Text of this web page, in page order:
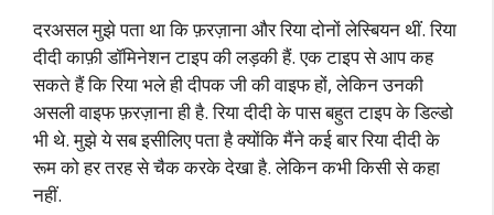
दरअसल मुझे पता था कि फ़रज़ाना और रिया दोनों लेस्बियन थीं. रिया
दीदी काफ़ी डॉमिनेशन टाइप की लड़की हैं. एक टाइप से आप कह
सकते हैं कि रिया भले ही दीपक जी की वाइफ हों, लेकिन उनकी
असली वाइफ फ़रज़ाना ही है. रिया दीदी के पास बहुत टाइप के डिल्डो
भी थे. मुझे ये सब इसीलिए पता है क्योंकि मैंने कई बार रिया दीदी के
रूम को हर तरह से चैक करके देखा है. लेकिन कभी किसी से कहा
नहीं.